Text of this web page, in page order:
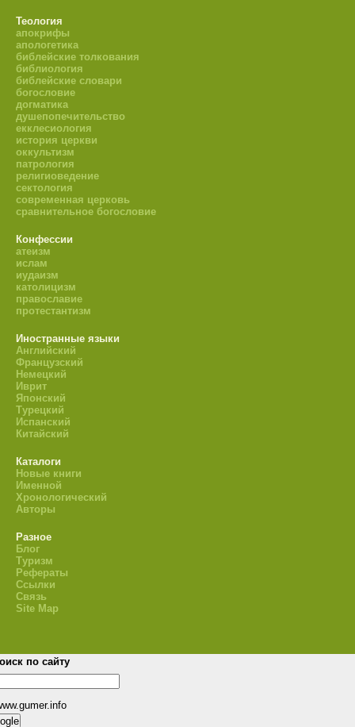
Теология
апокрифы
апологетика
библейские толкования
библиология
библейские словари
богословие
догматика
душепопечительство
екклесиология
история церкви
оккультизм
патрология
религиоведение
сектология
современная церковь
сравнительное богословие
Конфессии
атеизм
ислам
иудаизм
католицизм
православие
протестантизм
Иностранные языки
Английский
Французский
Немецкий
Иврит
Японский
Турецкий
Испанский
Китайский
Каталоги
Новые книги
Именной
Хронологический
Авторы
Разное
Блог
Туризм
Рефераты
Ссылки
Связь
Site Map
по сайту